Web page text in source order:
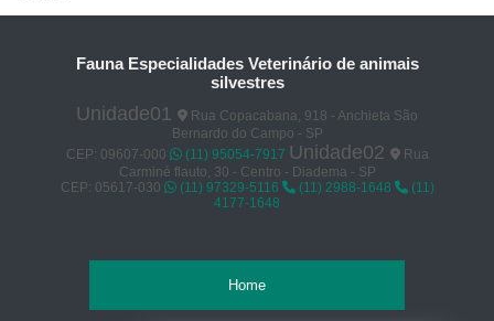
Fauna Especialidades Veterinário de animais
silvestres
Unidade01
Rua Copacabana, 918 - Anchieta São
Bernardo do Campo - SP
CEP: 09607-000
(11) 95054-7917 Unidade02
Rua
Carminé flauto, 30 - Centro - Diadema - SP
CEP: 05617-030
(11) 97329-5116 (11) 2988-1648
(11)
4177-1648
Home